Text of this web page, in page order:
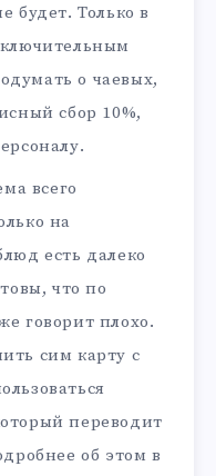
будет. Только в
о чаевых,
сбор 10%,
всего
на
есть далеко
что по
говорит плохо.
сим карту с
переводит
об этом в